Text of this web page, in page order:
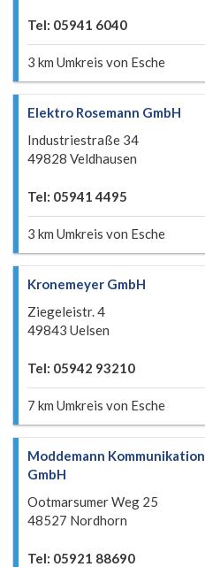
Tel: 05941 6040
3 km Umkreis von Esche
Elektro Rosemann GmbH
Industriestraße 34
49828 Veldhausen
Tel: 05941 4495
3 km Umkreis von Esche
Kronemeyer GmbH
Ziegeleistr. 4
49843 Uelsen
Tel: 05942 93210
7 km Umkreis von Esche
Moddemann Kommunikation
GmbH
Ootmarsumer Weg 25
48527 Nordhorn
Tel: 05921 88690